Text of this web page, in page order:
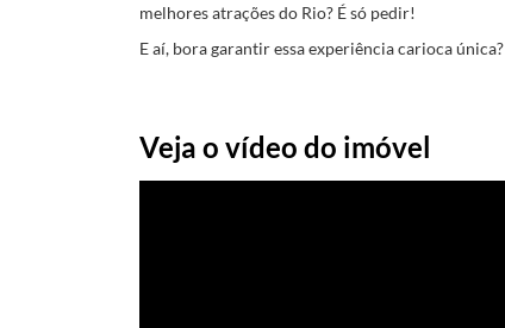
melhores atrações do Rio? É só pedir!
E aí, bora garantir essa experiência carioca única?
Veja o vídeo do imóvel